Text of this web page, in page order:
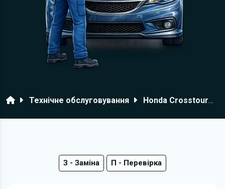
ГоловнаТехнічне обслуговування Honda Crosstour
З - Заміна П - Перевірка